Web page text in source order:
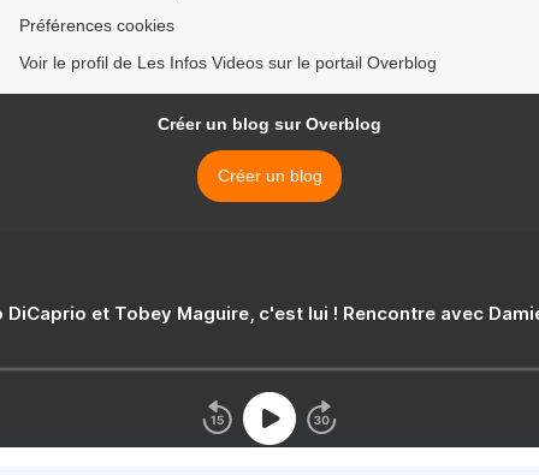
Préférences cookies
Voir le profil de Les Infos Videos sur le portail Overblog
Créer un blog sur Overblog
Créer un blog
DiCaprio et Tobey Maguire, c'est lui ! Rencontre avec